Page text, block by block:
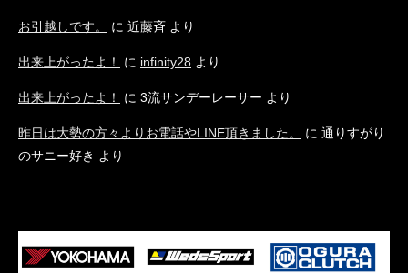
お引越しです。 に 近藤斉 より
出来上がったよ！ に infinity28 より
出来上がったよ！ に 3流サンデーレーサー より
昨日は大勢の方々よりお電話やLINE頂きました。 に 通りすがり
のサニー好き より